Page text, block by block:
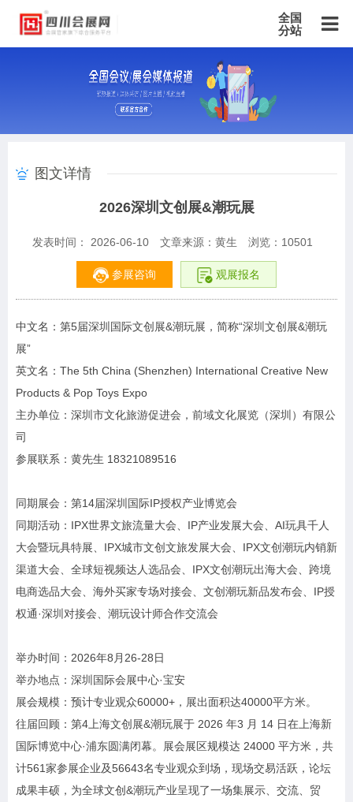
全国
分站
主站
广东站 重庆站 天津站 江苏站
河南站 河北站
甘肃站
新疆站
四川站
图文详情
2026深圳文创展&潮玩展
发表时间： 2026-06-10 文章来源：黄生 浏览： 10501
参展咨询 观展报名
中文名：第5届深圳国际文创展&潮玩展，简称“深圳文创展&潮玩
展”
英文名：The 5th China (Shenzhen) International Creative New
Products & Pop Toys Expo
主办单位：深圳市文化旅游促进会，前域文化展览（深圳）有限公
司
参展联系：黄先生 18321089516
同期展会：第14届深圳国际IP授权产业博览会
同期活动：IPX世界文旅流量大会、IP产业发展大会、AI玩具千人
大会暨玩具特展、IPX城市文创文旅发展大会、IPX文创潮玩内销新
渠道大会、全球短视频达人选品会、IPX文创潮玩出海大会、跨境
电商选品大会、海外买家专场对接会、文创潮玩新品发布会、IP授
权通·深圳对接会、潮玩设计师合作交流会
举办时间：2026年8月26-28日
举办地点：深圳国际会展中心·宝安
展会规模：预计专业观众60000+，展出面积达40000平方米。
往届回顾：第4上海文创展&潮玩展于 2026 年3 月 14 日在上海新
国际博览中心·浦东圆满闭幕。展会展区规模达 24000 平方米，共
计561家参展企业及56643名专业观众到场，现场交易活跃，论坛
成果丰硕，为全球文创&潮玩产业呈现了一场集展示、交流、贸